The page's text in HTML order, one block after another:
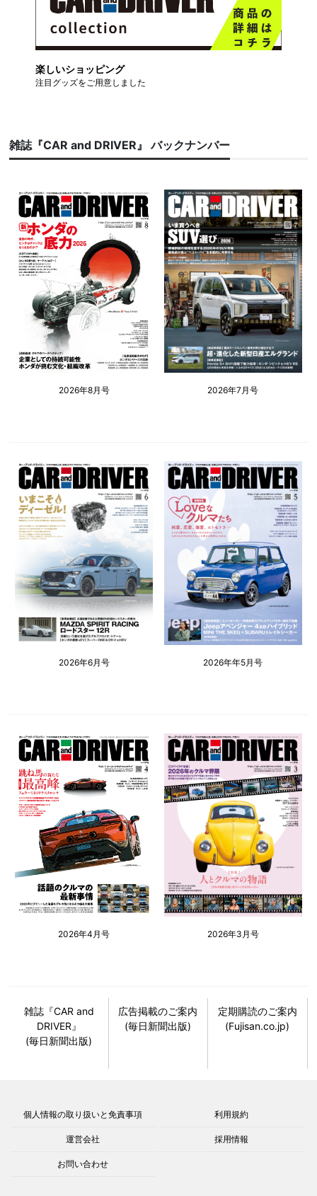
楽しいショッピング
注目グッズをご用意しました
雑誌『CAR and DRIVER』 バックナンバー
2026年8月号 2026年7月号
2026年6月号 2026年年5月号
2026年4月号 2026年3月号
雑誌『CAR and
DRIVER』
(毎日新聞出版)
広告掲載のご案内
(毎日新聞出版)
定期購読のご案内
(Fujisan.co.jp)
個人情報の取り扱いと免責事項 利用規約
運営会社 採用情報
お問い合わせ